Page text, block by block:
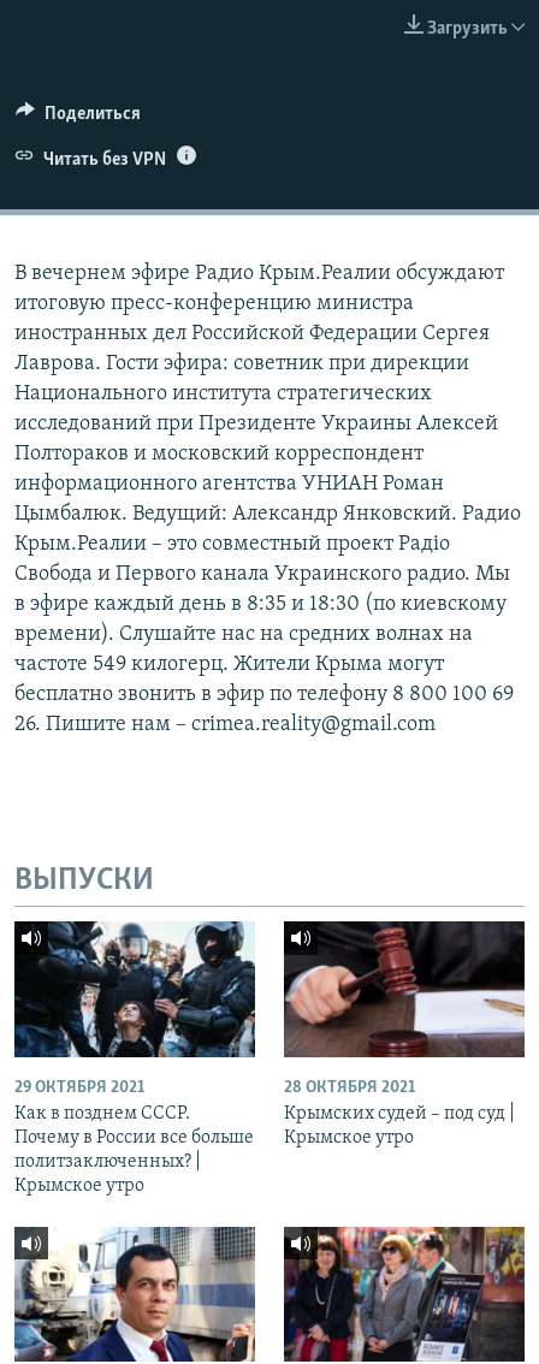
ELIFBE
УКРАИНСКАЯ ПРОБЛЕМА КРЫМА
Загрузить
Поделиться
Читать без VPN
В вечернем эфире Радио Крым.Реалии обсуждают
итоговую пресс-конференцию министра
иностранных дел Российской Федерации Сергея
Лаврова. Гости эфира: советник при дирекции
Национального института стратегических
исследований при Президенте Украины Алексей
Полтораков и московский корреспондент
информационного агентства УНИАН Роман
Цымбалюк. Ведущий: Александр Янковский. Радио
Крым.Реалии – это совместный проект Радіо
Свобода и Первого канала Украинского радио. Мы
в эфире каждый день в 8:35 и 18:30 (по киевскому
времени). Слушайте нас на средних волнах на
частоте 549 килогерц. Жители Крыма могут
бесплатно звонить в эфир по телефону 8 800 100 69
26. Пишите нам – crimea.reality@gmail.com
ВЫПУСКИ
29 ОКТЯБРЯ 2021
Как в позднем СССР.
Почему в России все больше
политзаключенных? |
Крымское утро
28 ОКТЯБРЯ 2021
Крымских судей – под суд |
Крымское утро